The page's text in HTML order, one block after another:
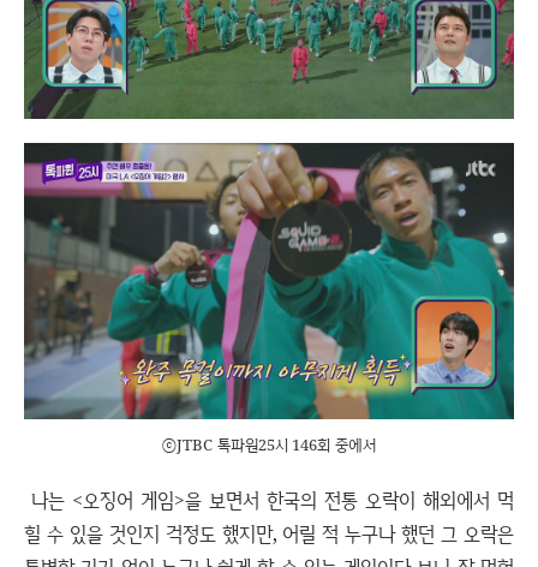
ⓒJTBC 톡파원25시 146회 중에서
나는 <오징어 게임>을 보면서 한국의 전통 오락이 해외에서 먹
힐 수 있을 것인지 걱정도 했지만, 어릴 적 누구나 했던 그 오락은